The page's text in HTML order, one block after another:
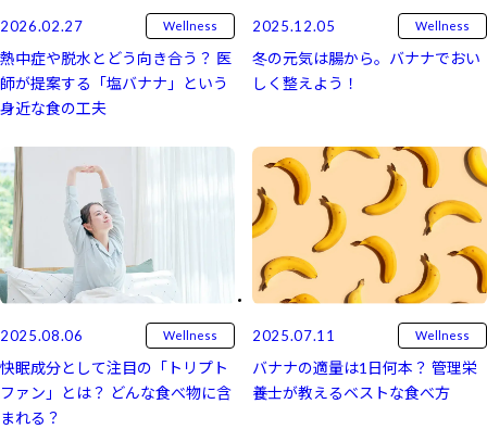
2026.02.27 Wellness
熱中症や脱水とどう向き合う？ 医
師が提案する「塩バナナ」という
身近な食の工夫
2025.12.05 Wellness
冬の元気は腸から。バナナでおい
しく整えよう！
2025.08.06 Wellness
快眠成分として注目の「トリプト
ファン」とは？ どんな食べ物に含
まれる？
2025.07.11 Wellness
バナナの適量は1日何本？ 管理栄
養士が教えるベストな食べ方